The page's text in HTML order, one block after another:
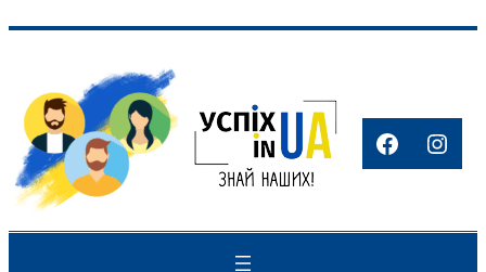
вмісту